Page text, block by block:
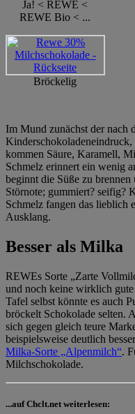
Ja! < REWE <
REWE Bio < ...
Bröckelig
Im Mund zunächst der nach
kommen Säure, Karamell,
Schmelz erinnert ein wenig
beginnt die Süße zu
Störnote; gummiert? seifig?
Schmelz fangen das lieblich
Ausklang.
Besser als Milka
REWEs Sorte „Zarte
und noch keine wirklich
Tafel selbst könnte es auch
bröckelt Schokolade selten.
sich gegen gleich teure
beispielsweise deutlich
Milka-Sorte „Alpenmilch“.
Milchschokolade.
...auf Chclt.net weiterlesen: